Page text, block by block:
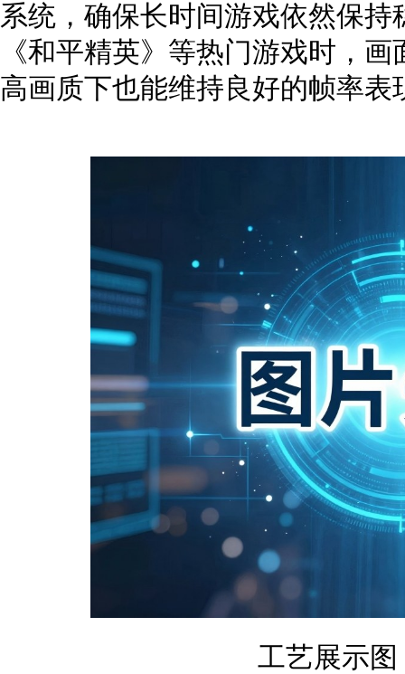
系统，确保长时间游戏依然保
《和平精英》等热门游戏时，
高画质下也能维持良好的帧率表
工艺展示